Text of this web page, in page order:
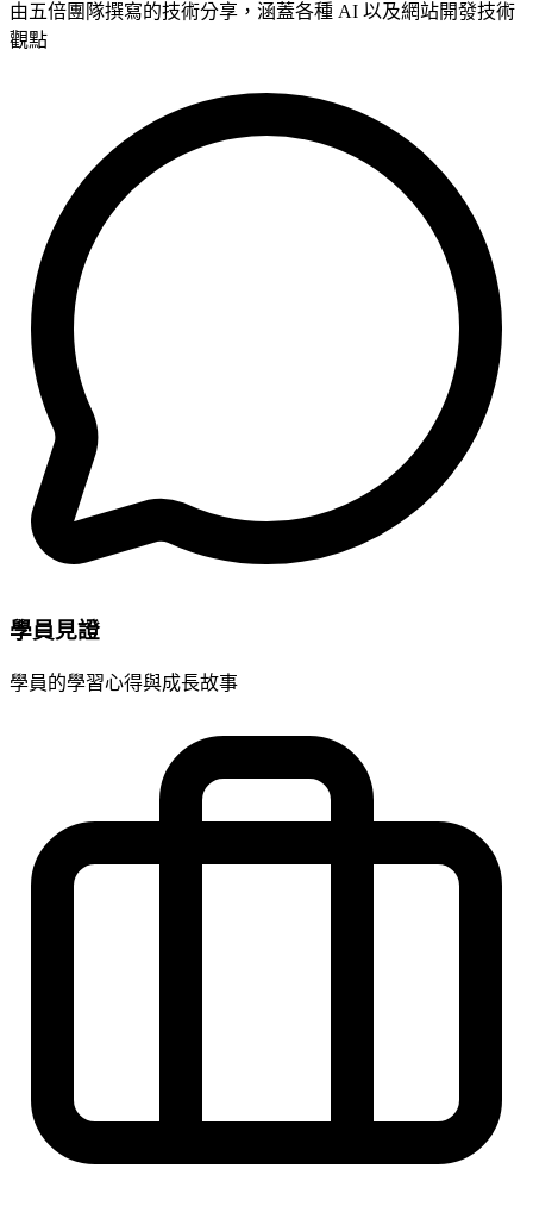
由五倍團隊撰寫的技術分享，涵蓋各種 AI 以及網站開發技術
觀點
學員見證
學員的學習心得與成長故事